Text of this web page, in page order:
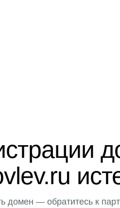
домен — обратитесь к